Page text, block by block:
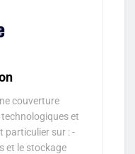
couverture
et
particulier sur : -
et le stockage